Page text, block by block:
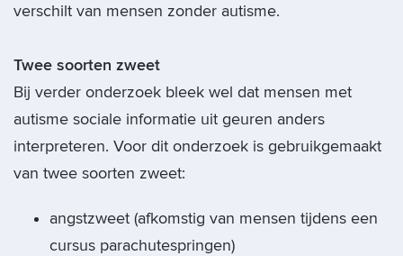
verschilt van mensen zonder autisme.
Twee soorten zweet
Bij verder onderzoek bleek wel dat mensen met
autisme sociale informatie uit geuren anders
interpreteren. Voor dit onderzoek is gebruikgemaakt
van twee soorten zweet:
angstzweet (afkomstig van mensen tijdens een
cursus parachutespringen)